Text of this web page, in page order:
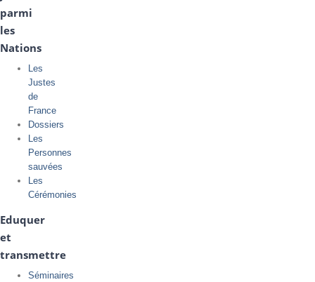
parmi
les
Nations
Les
Justes
de
France
Dossiers
Les
Personnes
sauvées
Les
Cérémonies
Eduquer
et
transmettre
Séminaires